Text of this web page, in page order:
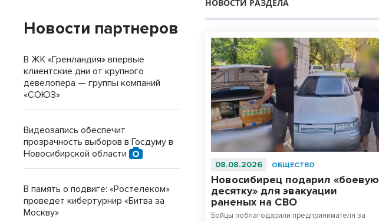
НОВОСТИ РАЗДЕЛА
08.08.2026 ОБЩЕСТВО
Новосибирец подарил «боевую
десятку» для эвакуации
раненых на СВО
Бойцы поблагодарили предпринимателя за
Новости партнеров
В ЖК «Гренландия» впервые
клиентские дни от крупного
девелопера — группы компаний
«СОЮЗ»
Видеозапись обеспечит
прозрачность выборов в Госдуму в
Новосибирской области
В память о подвиге: «Ростелеком»
проведет кибертурнир «Битва за
Москву»